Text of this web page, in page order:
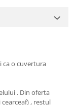
ca o cuvertura
. Din oferta
, restul